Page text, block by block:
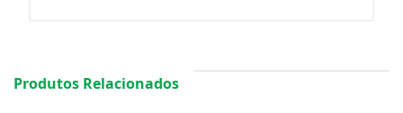
Produtos Relacionados